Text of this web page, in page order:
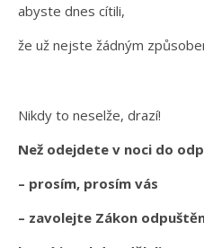
abyste dnes cítili,
že už nejste žádným
Nikdy to neselže, drazí!
Než odejdete v noci do
– prosím, prosím vás
– zavolejte Zákon